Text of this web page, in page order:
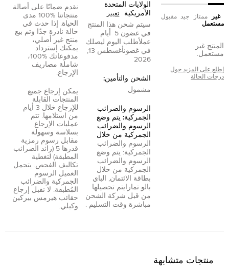
غير
مستعمل
ممتاز جيد مقبول
المنتج غير
مستعمل.
إطلع على المزيد حول
درجات الحالة
الولايات المتحدة
الأمريكية
تغيير
سيتم شحن هذا المنتج
في غضون 5
أيام
عملأطلب اليوم ليصلك
في غضون
أغسطس 13,
2026
الشحن والتأمين:
مشمول
الرسوم والضرائب
الجمركية: يتم وضع
الرسوم والضرائب
الجمركية من خلال
الرسوم والضرائب
الجمركية: يتم وضع
الرسوم والضرائب
الجمركية من خلال
بطاقة الائتمان
الباي
بالو تمارا يتم تحصيلها
من قبل شركة الشحن
مباشرة وقت التسليم .
نقدم ضمانًا على أصالة
منتجاتنا %100 مدى
الحياة. إذا حدث في
حالة نادرة جدًا وتم بيع
منتج غير أصلي،
يمكنك إسترداد
مدفوعاتك %100،
شاملة مصاريف
الإرجاع.
يمكن إرجاع جميع
المنتجات القابلة
للإرجاع خلال 3 أيام
من استلامها. تتم
عمليات الإرجاع
بسلاسة وسهولة
مقابل رسوم رمزية
قدرها 5 (زائد الضرائب
المطبقة) لتغطية
تكاليف الفحص. يتحمل
العميل الرسوم
الجمركية والضرائب
المُطبقة. لا نقبل إرجاع
حقائب هيرمس بيركين
وكيلي.
منتجات متشابهة